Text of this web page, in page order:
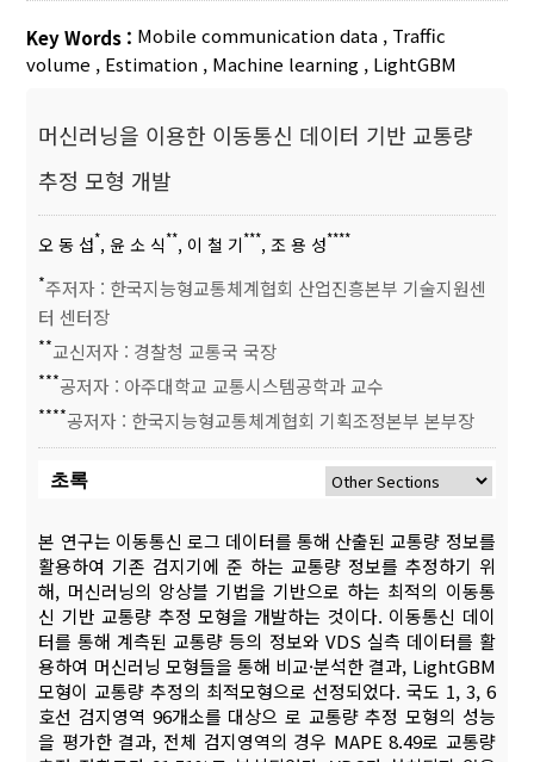
Key Words : Mobile communication data , Traffic
volume , Estimation , Machine learning , LightGBM
머신러닝을 이용한 이동통신 데이터 기반 교통량
추정 모형 개발
오 동 섭*, 윤 소 식**, 이 철 기***, 조 용 성****
*주저자 : 한국지능형교통체계협회 산업진흥본부 기술지원센
터 센터장
**교신저자 : 경찰청 교통국 국장
***공저자 : 아주대학교 교통시스템공학과 교수
****공저자 : 한국지능형교통체계협회 기획조정본부 본부장
초록
본 연구는 이동통신 로그 데이터를 통해 산출된 교통량 정보를
활용하여 기존 검지기에 준 하는 교통량 정보를 추정하기 위
해, 머신러닝의 앙상블 기법을 기반으로 하는 최적의 이동통
신 기반 교통량 추정 모형을 개발하는 것이다. 이동통신 데이
터를 통해 계측된 교통량 등의 정보와 VDS 실측 데이터를 활
용하여 머신러닝 모형들을 통해 비교·분석한 결과, LightGBM
모형이 교통량 추정의 최적모형으로 선정되었다. 국도 1, 3, 6
호선 검지영역 96개소를 대상으 로 교통량 추정 모형의 성능
을 평가한 결과, 전체 검지영역의 경우 MAPE 8.49로 교통량